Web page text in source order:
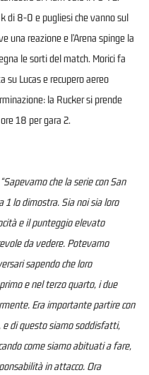
di 8-0 e pugliesi che vanno sul
una reazione e l’Arena spinge la
le sorti del match. Morici fa
su Lucas e recupero aereo
la Rucker si prende
18 per gara 2.
“Sapevamo che la serie con San
1 lo dimostra. Sia noi sia loro
e il punteggio elevato
da vedere. Potevamo
sapendo che loro
e nel terzo quarto, i due
Era importante partire con
di questo siamo soddisfatti,
come siamo abituati a fare,
in attacco. Ora